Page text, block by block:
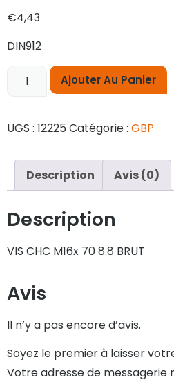
€4,43
DIN912
Ajouter Au Panier
UGS : 12225 Catégorie : GBP
Description Avis (0)
Description
VIS CHC M16x 70 8.8 BRUT
Avis
Il n’y a pas encore d’avis.
Soyez le premier à laisser
Votre adresse de messagerie